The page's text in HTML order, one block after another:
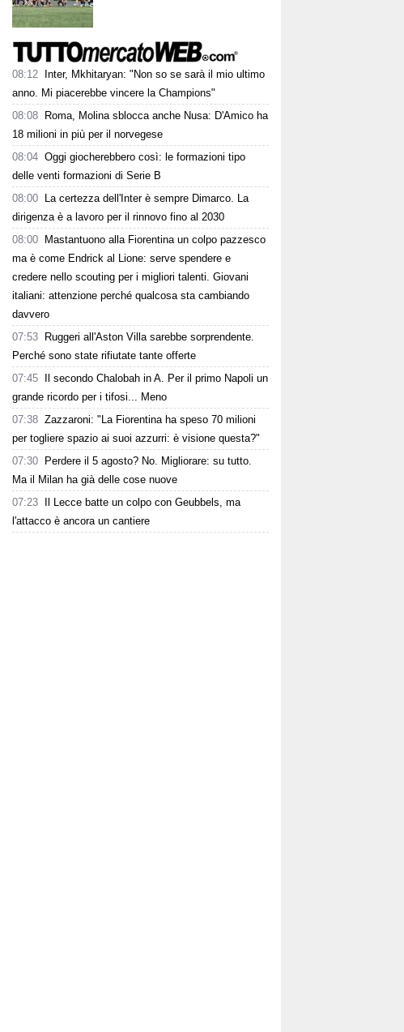
08:12
Inter, Mkhitaryan: "Non so se sarà il mio ultimo
anno. Mi piacerebbe vincere la Champions"
08:08
Roma, Molina sblocca anche Nusa: D'Amico ha
18 milioni in più per il norvegese
08:04 Oggi giocherebbero così: le formazioni tipo
delle venti formazioni di Serie B
08:00
La certezza dell'Inter è sempre Dimarco. La
dirigenza è a lavoro per il rinnovo fino al 2030
08:00
Mastantuono alla Fiorentina un colpo pazzesco
ma è come Endrick al Lione: serve spendere e
credere nello scouting per i migliori talenti. Giovani
italiani: attenzione perché qualcosa sta cambiando
davvero
07:53
Ruggeri all'Aston Villa sarebbe sorprendente.
Perché sono state rifiutate tante offerte
07:45
Il secondo Chalobah in A. Per il primo Napoli un
grande ricordo per i tifosi... Meno
07:38 Zazzaroni: "La Fiorentina ha speso 70 milioni
per togliere spazio ai suoi azzurri: è visione questa?"
07:30
Perdere il 5 agosto? No. Migliorare: su tutto.
Ma il Milan ha già delle cose nuove
07:23
Il Lecce batte un colpo con Geubbels, ma
l'attacco è ancora un cantiere